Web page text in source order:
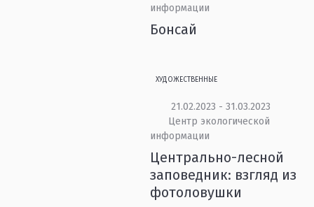
информации
Бонсай
ХУДОЖЕСТВЕННЫЕ
21.02.2023 - 31.03.2023
Центр экологической
информации
Центрально-лесной
заповедник: взгляд из
фотоловушки